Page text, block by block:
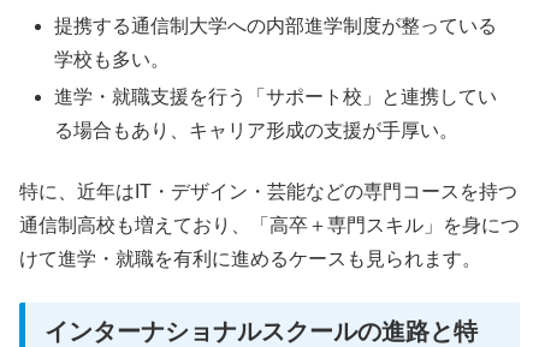
提携する通信制大学への内部進学制度が整っている
学校も多い。
進学・就職支援を行う「サポート校」と連携してい
る場合もあり、キャリア形成の支援が手厚い。
特に、近年はIT・デザイン・芸能などの専門コースを持つ
通信制高校も増えており、「高卒＋専門スキル」を身につ
けて進学・就職を有利に進めるケースも見られます。
インターナショナルスクールの進路と特